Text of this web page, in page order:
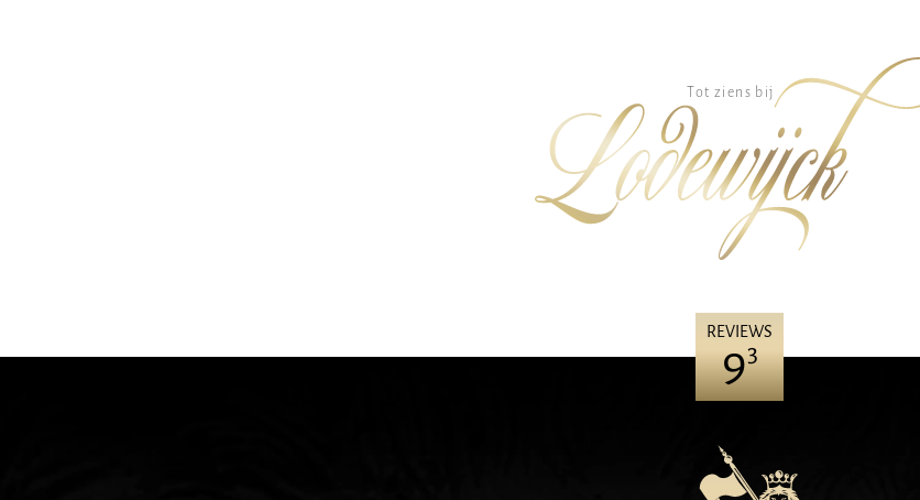
Tot ziens bij
REVIEWS
93